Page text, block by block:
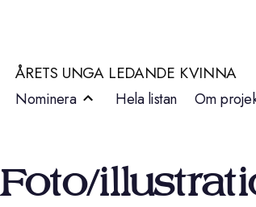
ÅRETS UNGA LEDANDE KVINNA
Nominera Hela listan Om
Foto/